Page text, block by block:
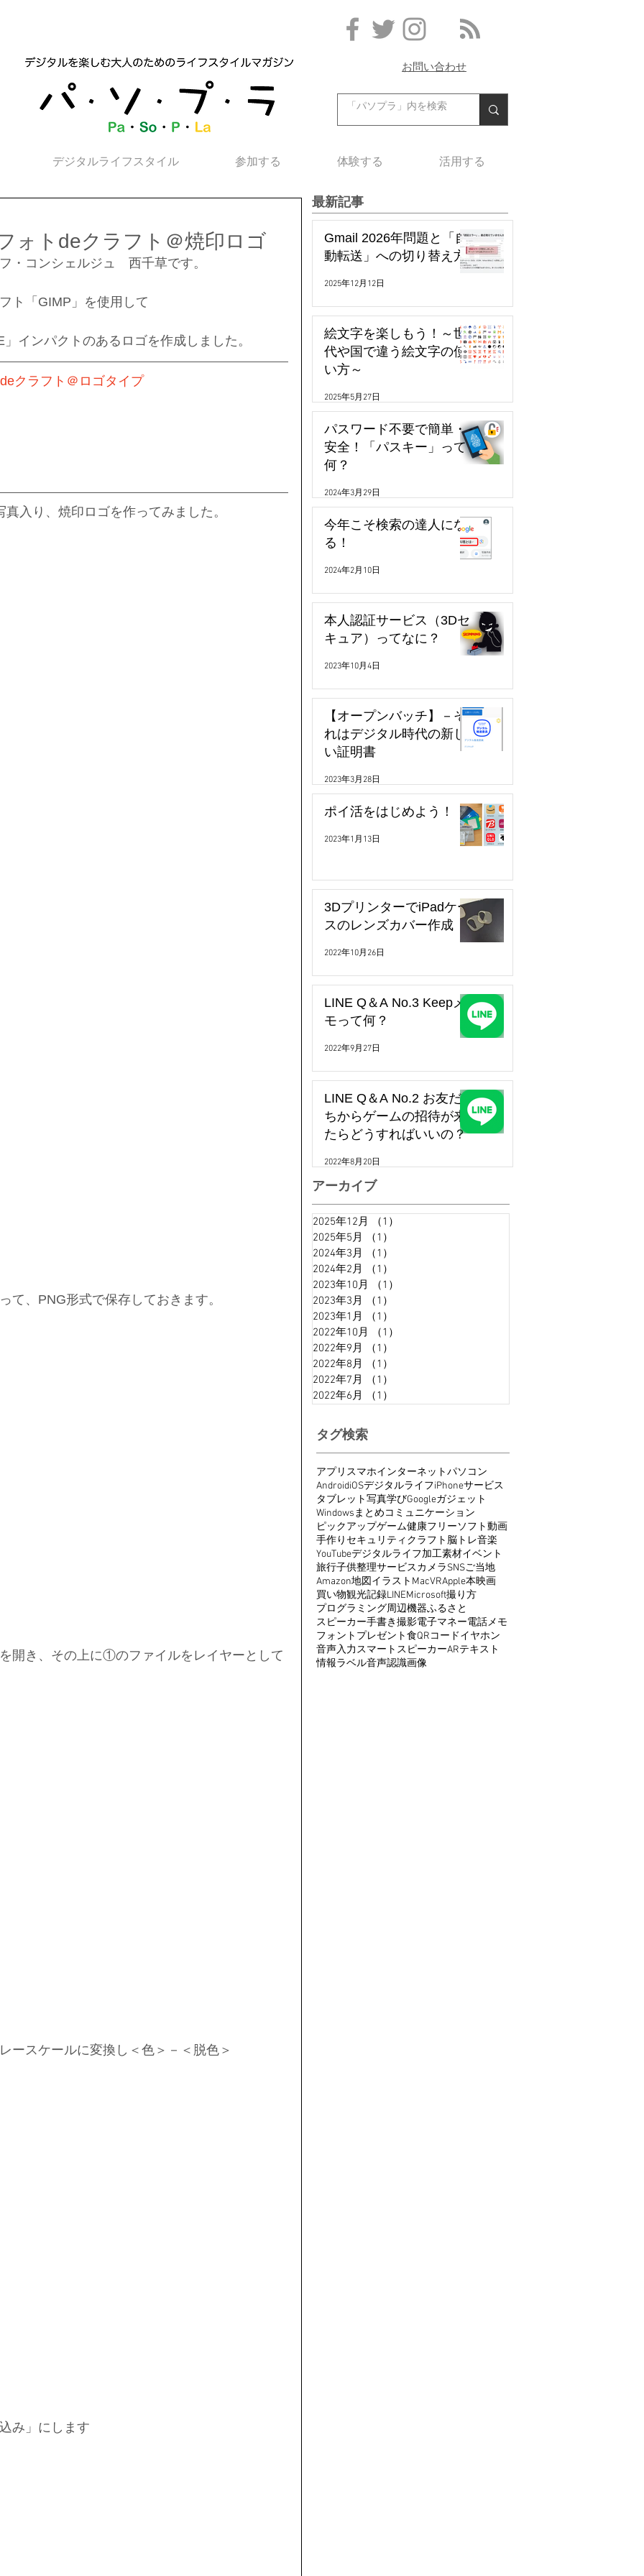
お問い合わせ
デジタルライフスタイル 参加する 体験する 活用する
ォトdeクラフト＠焼印ロゴ
・コンシェルジュ　西千草です。
ト「GIMP」を使用して
インパクトのあるロゴを作成しました。
クラフト＠ロゴタイプ
入り、焼印ロゴを作ってみました。
、PNG形式で保存しておきます。
開き、その上に①のファイルをレイヤーとして
ースケールに変換し＜色＞－＜脱色＞
み」にします
最新記事
Gmail 2026年問題と「自
動転送」への切り替え方
2025年12月12日
絵文字を楽しもう！～世
代や国で違う絵文字の使
い方～
2025年5月27日
パスワード不要で簡単・
安全！「パスキー」って
何？
2024年3月29日
今年こそ検索の達人にな
る！
2024年2月10日
本人認証サービス（3Dセ
キュア）ってなに？
2023年10月4日
【オープンバッチ】－そ
れはデジタル時代の新し
い証明書
2023年3月28日
ポイ活をはじめよう！
2023年1月13日
3DプリンターでiPadケー
スのレンズカバー作成
2022年10月26日
LINE Q＆A No.3 Keepメ
モって何？
2022年9月27日
LINE Q＆A No.2 お友だ
ちからゲームの招待が来
たらどうすればいいの？
2022年8月20日
アーカイブ
2025年12月 （1）
2025年5月
（1）
2024年3月
（1）
2024年2月
（1）
2023年10月
（1）
2023年3月
（1）
2023年1月
（1）
2022年10月
（1）
2022年9月
（1）
2022年8月
（1）
2022年7月
（1）
2022年6月
（1）
タグ検索
アプリ スマホインターネットパソコン
AndroidiOSデジタルライフiPhoneサービス
タブレット写真学びGoogleガジェット
Windowsまとめコミュニケーション
ピックアップゲーム健康フリーソフト動画
手作り セキュリティ クラフト脳トレ音楽
YouTubeデジタルライフ加工素材イベント
旅行子供整理サービスカメラSNSご当地
Amazon地図イラスト MacVRApple本映画
買い物観光記録LINEMicrosoft撮り方
プログラミング周辺機器ふるさと
スピーカー手書き撮影電子マネー電話メモ
フォント プレゼント食QRコードイヤホン
音声入力スマートスピーカーARテキスト
情報ラベル音声認識画像